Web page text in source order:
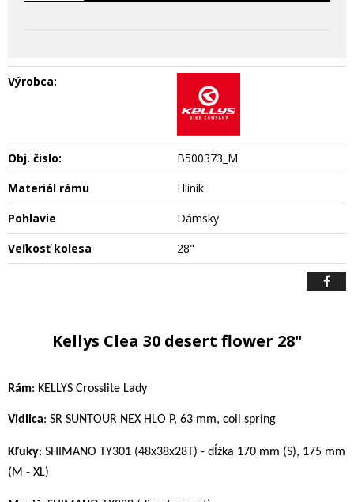
Výrobca:
Obj. čislo:
B500373_M
Materiál rámu
Hliník
Pohlavie
Dámsky
Veľkosť kolesa
28"
Kellys Clea 30 desert flower 28"
Rám: KELLYS Crosslite Lady
Vidlica: SR SUNTOUR NEX HLO P, 63 mm, coil spring
Kľuky: SHIMANO TY301 (48x38x28T) - dĺžka 170 mm (S), 175 mm
(M - XL)